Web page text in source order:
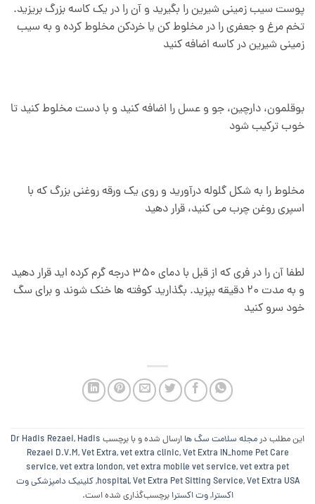
پوست سیب زمینی شیرین را بگیرید و آن را در یک کاسه بزرگ بریزید.
تخم مرغ و جعفری را در مخلوط کن یا خردکن مخلوط کرده و به سیب
زمینی شیرین در کاسه اضافه کنید
بوقلمون، دارچین، جو و عسل را اضافه کنید و با دست مخلوط کنید تا
خوب ترکیب شود
مخلوط را به شکل گلوله درآورید و روی یک ورقه روغنی بزرگ که با
اسپری روغن چرب می کنید، قرار دهید
لطفا آن را در فری که از قبل با دمای 350 درجه گرم کرده اید قرار دهید
و به مدت 20 دقیقه بپزید. بگذارید کوفته ها خنک شوند و برای سگ
خود سرو کنید
این مطلب درمجله سلامت سگ ها ارسال شده و با برچسب Dr Hadis Rezaei, Hadis
Rezaei D.V.M,Vet Extra,vet extra clinic,Vet Extra IN_home Pet Care
service,vet extra london,vet extra mobile vet service,vet extra pet
hospital,Vet Extra Pet Sitting Service,Vet Extra USA
,کلینیک دامپزشکی وت
اکسترا,وت اکسترا برچسب‌گذاری شده است.